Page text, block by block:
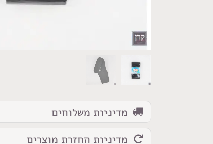
מדיניות משלוחים
מדיניות החזרת מוצרים
גומי
שחור
10
ס"מ